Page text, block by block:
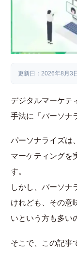
更新日：2026年8月3日
デジタルマーケテ
手法に「パーソナ
パーソナライズは
マーケティングを
す。
しかし、パーソナ
けれども、その意
いという方も多い
そこで、この記事